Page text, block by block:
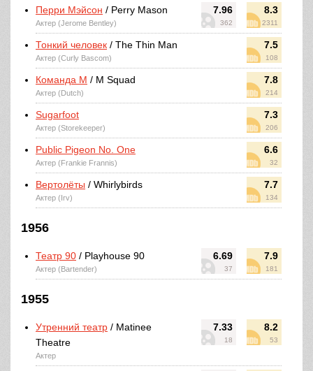
7.96
362
8.3
2311
Перри Мэйсон / Perry Mason
Актер (Jerome Bentley)
7.5
108
Тонкий человек / The Thin Man
Актер (Curly Bascom)
7.8
214
Команда М / M Squad
Актер (Dutch)
7.3
206
Sugarfoot
Актер (Storekeeper)
6.6
32
Public Pigeon No. One
Актер (Frankie Frannis)
7.7
134
Вертолёты / Whirlybirds
Актер (Irv)
1956
6.69
37
7.9
181
Театр 90 / Playhouse 90
Актер (Bartender)
1955
7.33
18
8.2
53
Утренний театр / Matinee
Theatre
Актер